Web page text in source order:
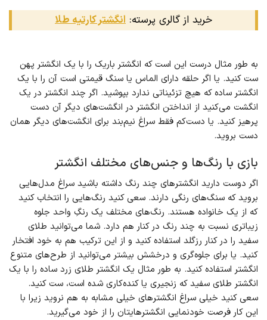
خرید از گالری پرسته: انگشتر کارتیه طلا
به طور مثال درست این است که انگشتر باریک را با یک انگشتر پهن
ست کنید. یا اگر حلقه دارای الماس یا سنگ قیمتی است آن را با یک
انگشتر ساده که هیچ تزئیناتی ندارد بپوشید. اگر چند انگشتر در یک
انگشت می‌کنید از انداختن انگشتر در انگشت‌های دیگر آن دست
پرهیز کنید. یا دست‌کم فقط سراغ نیم‌بند برای انگشت‌های دیگر همان
دست بروید.
بازی با رنگ‌ها و جنس‌های مختلف انگشتر
اگر دوست دارید انگشترهای چند رنگ داشته باشید سراغ مدل‌هایی
بروید که سنگ‌های رنگی دارند. سعی کنید رنگ‌هایی را انتخاب کنید
که از یک خانواده هستند. رنگ‌های مختلف یک رنگِ واحد جلوه
زیباتری نسبت به چند رنگ در کنار هم دارد. شما می‌توانید طلای
سفید را در کنار رزگلد استفاده کنید و از این ترکیب هم به خود افتخار
کنید. یا برای جلوه‌گری و درخشش بیشتر می‌توانید از طرح‌های متنوع
انگشتر استفاده کنید. به طور مثال یک انگشتر طلای زرد ساده را با یک
انگشتر طلای سفید که زنجیری یا کنده‌کاری شده است، ست کنید.
سعی کنید خیلی سراغ انگشترهای خیلی مشابه به هم نروید زیرا با
این کار فرصت خودنمایی انگشترهایتان را از خود می‌گیرید.